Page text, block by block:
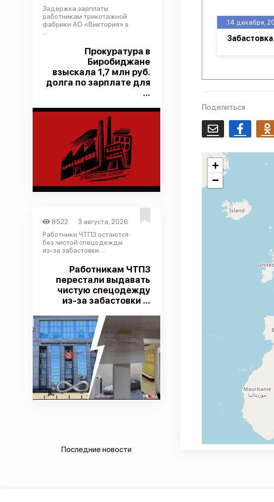
Задержка зарплаты
работникам трикотажной
фабрики АО «Виктория» в
Прокуратура в
Биробиджане
взыскала 1,7 млн руб.
долга по зарплате для
...
8522
3 августа, 2026
Работники ЧТПЗ остаются
без чистой спецодежды
из-за забастовки ...
Работникам ЧТПЗ
перестали выдавать
чистую спецодежду
из-за забастовки ...
Последние новости
14 декабря,
Поделиться
Email Facebook
+
−